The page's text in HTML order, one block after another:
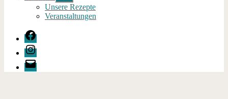
anzeigen
Unsere Rezepte
Veranstaltungen
Facebook
Instagram
E-
Mail